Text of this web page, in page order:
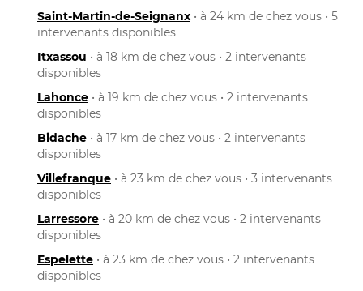
Saint-Martin-de-Seignanx • à 24 km de chez vous • 5
intervenants disponibles
Itxassou • à 18 km de chez vous • 2 intervenants
disponibles
Lahonce • à 19 km de chez vous • 2 intervenants
disponibles
Bidache • à 17 km de chez vous • 2 intervenants
disponibles
Villefranque • à 23 km de chez vous • 3 intervenants
disponibles
Larressore • à 20 km de chez vous • 2 intervenants
disponibles
Espelette • à 23 km de chez vous • 2 intervenants
disponibles